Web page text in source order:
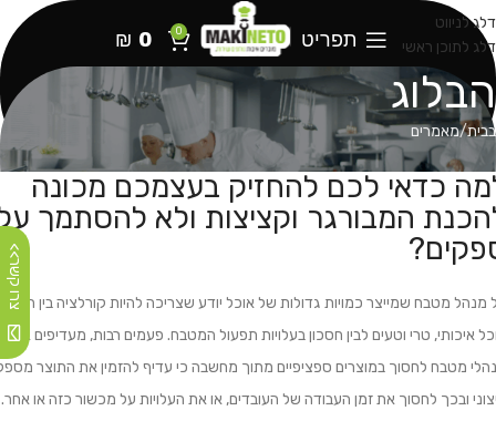
דלג לניווט
דלג לתוכן ראשי
תפריט 0
₪ 0
הבלוג
בבית מאמרים
כדאי לכם להחזיק בעצמכם מכונה
המבורגר וקציצות ולא להסתמך
מנהל מטבח שמייצר כמויות גדולות של אוכל יודע שצריכה להיות קורלציה בין הכנת
איכותי, טרי וטעים לבין חסכון בעלויות תפעול המטבח. פעמים רבות, מעדיפים אותם
מטבח לחסוך במוצרים ספציפיים מתוך מחשבה כי עדיף להזמין את התוצר
ובכך לחסוך את זמן העבודה של העובדים, או את העלויות על מכשור כזה או אחר.
צרו קשר>>